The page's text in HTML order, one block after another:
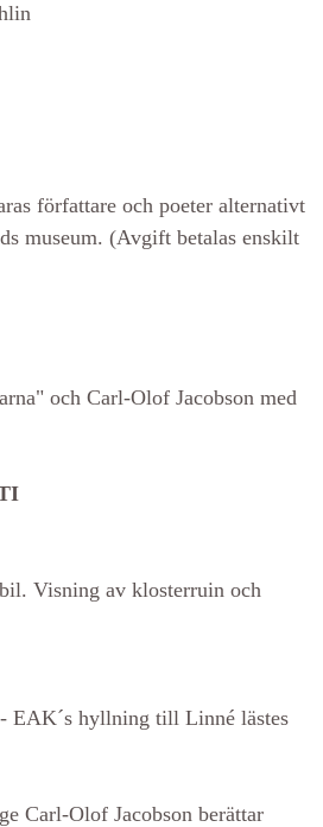
författare och poeter alternativt
museum. (Avgift betalas enskilt
och Carl-Olof Jacobson med
Visning av klosterruin och
EAK´s hyllning till Linné lästes
Carl-Olof Jacobson berättar